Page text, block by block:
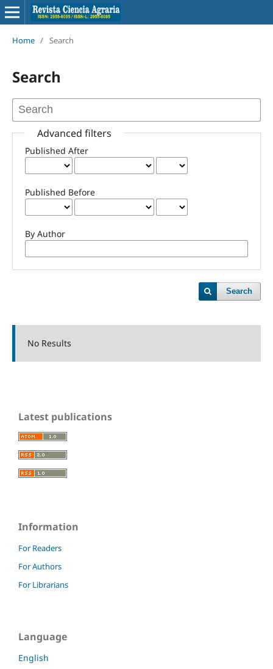
Home / Search
Search
Advanced filters
Published After
Published Before
By Author
Search
No Results
Latest publications
Information
For Readers
For Authors
For Librarians
Language
English